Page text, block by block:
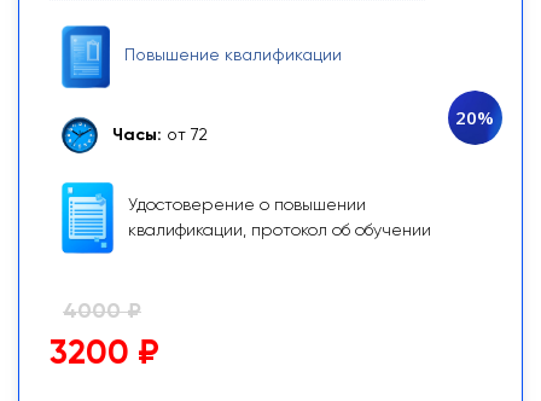
Повышение квалификации
Часы: от 72
Удостоверение о повышении
квалификации, протокол об обучении
20%
4000 ₽
3200 ₽